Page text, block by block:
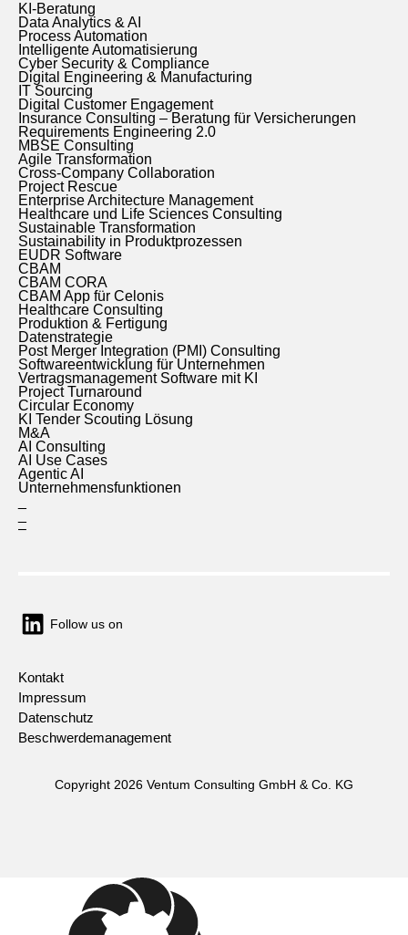
KI-Beratung
Data Analytics & AI
Process Automation
Intelligente Automatisierung
Cyber Security & Compliance
Digital Engineering & Manufacturing
IT Sourcing
Digital Customer Engagement
Insurance Consulting – Beratung für Versicherungen
Requirements Engineering 2.0
MBSE Consulting
Agile Transformation
Cross-Company Collaboration
Project Rescue
Enterprise Architecture Management
Healthcare und Life Sciences Consulting
Sustainable Transformation
Sustainability in Produktprozessen
EUDR Software
CBAM
CBAM CORA
CBAM App für Celonis
Healthcare Consulting
Produktion & Fertigung
Datenstrategie
Post Merger Integration (PMI) Consulting
Softwareentwicklung für Unternehmen
Vertragsmanagement Software mit KI
Project Turnaround
Circular Economy
KI Tender Scouting Lösung
M&A
AI Consulting
AI Use Cases
Agentic AI
Unternehmensfunktionen
–
Follow us on
Kontakt
Impressum
Datenschutz
Beschwerdemanagement
Copyright 2026 Ventum Consulting GmbH & Co. KG